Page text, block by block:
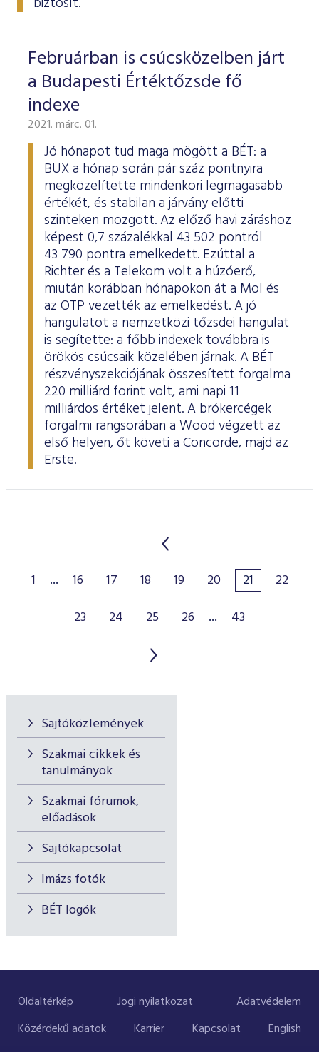
Sajtóközlemények
Szakmai cikkek és
tanulmányok
Szakmai fórumok,
előadások
Sajtókapcsolat
Imázs fotók
BÉT logók
Februárban is csúcsközelben járt
a Budapesti Értéktőzsde fő
indexe
2021. márc. 01.
Jó hónapot tud maga mögött a BÉT: a
BUX a hónap során pár száz pontnyira
megközelítette mindenkori legmagasabb
értékét, és stabilan a járvány előtti
szinteken mozgott. Az előző havi záráshoz
képest 0,7 százalékkal 43 502 pontról
43 790 pontra emelkedett. Ezúttal a
Richter és a Telekom volt a húzóerő,
miután korábban hónapokon át a Mol és
az OTP vezették az emelkedést. A jó
hangulatot a nemzetközi tőzsdei hangulat
is segítette: a főbb indexek továbbra is
örökös csúcsaik közelében járnak. A BÉT
részvényszekciójának összesített forgalma
220 milliárd forint volt, ami napi 11
milliárdos értéket jelent. A brókercégek
forgalmi rangsorában a Wood végzett az
első helyen, őt követi a Concorde, majd az
Erste.
1 ... 16 17 18 19 20 21
22
23
24 25 26 ... 43
Oldaltérkép Jogi nyilatkozat
Adatvédelem
Közérdekű adatok
Karrier Kapcsolat English